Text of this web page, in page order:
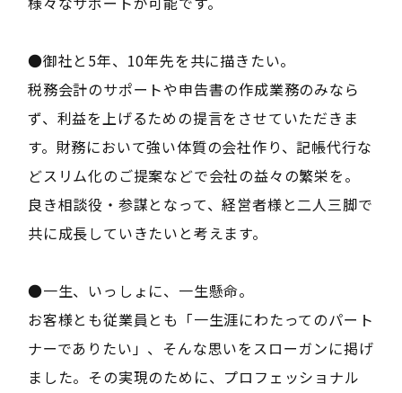
●御社と5年、10年先を共に描きたい。
税務会計のサポートや申告書の作成業務のみなら
ず、利益を上げるための提言をさせていただきま
す。財務において強い体質の会社作り、記帳代行な
どスリム化のご提案などで会社の益々の繁栄を。
良き相談役・参謀となって、経営者様と二人三脚で
共に成長していきたいと考えます。
●一生、いっしょに、一生懸命。
お客様とも従業員とも「一生涯にわたってのパート
ナーでありたい」、そんな思いをスローガンに掲げ
ました。その実現のために、プロフェッショナル